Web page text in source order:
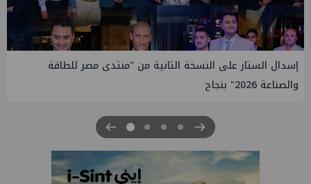
إيني تعين مديراً جديد لها في مصر